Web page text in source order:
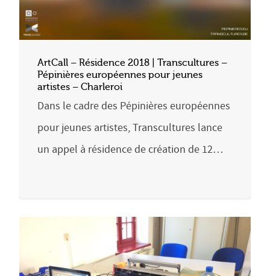
ArtCall – Résidence 2018 | Transcultures –
Pépinières européennes pour jeunes
artistes – Charleroi
Dans le cadre des Pépinières européennes
pour jeunes artistes, Transcultures lance
un appel à résidence de création de 12…